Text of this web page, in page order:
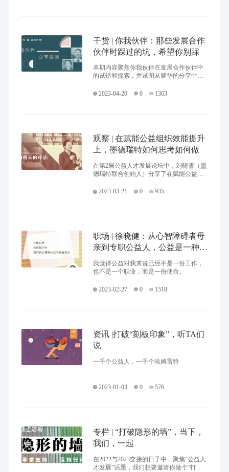
干货 | 你我伙伴：那些发展合作
伙伴时踩过的坑，希望你别踩
本期内容聚焦你我伙伴在发展合作伙伴中
的试错和探索，并试图从耀华的分享中找
式、发展合作伙伴关系中最关键的要素。
2023-04-20 0 1363
观察 | 在赋能公益组织效能提升
上，墨德瑞特如何思考如何做
在第2届公益人才发展论坛中，刘晓雪（墨
德瑞特联合创始人）分享了在赋能公益组
做。2023-03-21 0 935
职场 | 徐晓健：从心智障碍者母
亲到专职公益人，公益是一种使
命
我觉得公益对我来说已经不是一份工作，
也不是一个职业，而是一份使命。
2023-02-27 0 1518
资讯 |打破“刻板印象”，听TA们
说
一千个公益人，一千个哈姆雷特
2023-01-03 0 576
专栏 | “打破隐形的墙”，当下，
我们，一起
在2022与2023交接的日子中，聚焦“公益人
才发展”话题，我们想要邀请你做个“打